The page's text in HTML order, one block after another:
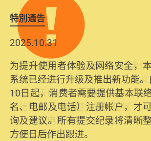
特別通告
2025.10.31
为提升使用者体验及网络安全，
系统已经进行升级及推出新功能
10日起，消费者需要提供基本联
名、电邮及电话）注册帐户，才
询及建议。所有提交纪录将清晰
方便日后作出跟进。